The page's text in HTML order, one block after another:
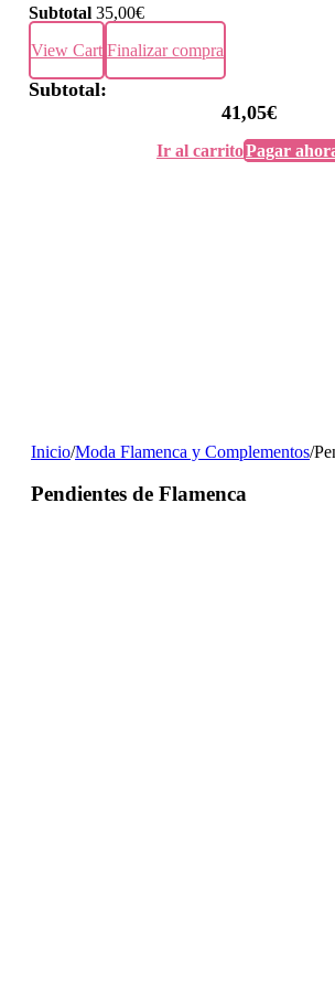
Subtotal 35,00€
View Cart Finalizar compra
Subtotal:
41,05€
Ir al carritoPagar
Inicio/Moda Flamenca y Complementos/
Pendientes de Flamenca